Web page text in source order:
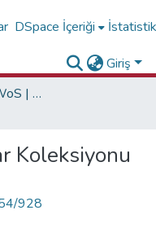
DSpace İçeriği
Giriş
Araştırma Çıktıları | WoS | Scopus | TR-Dizin | PubMed
Koleksiyonu
928